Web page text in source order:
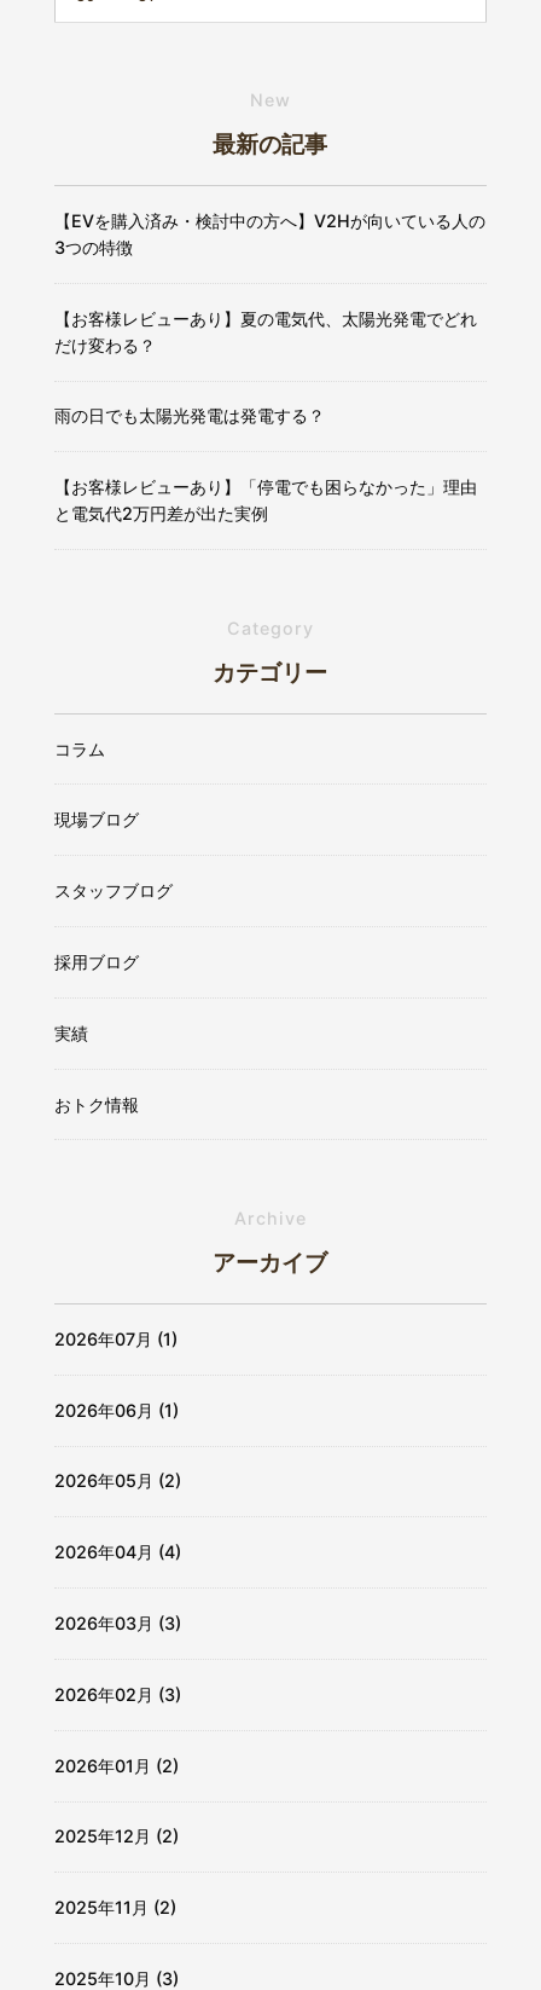
New
最新の記事
【EVを購入済み・検討中の方へ】V2Hが向いている人の
3つの特徴
【お客様レビューあり】夏の電気代、太陽光発電でどれ
だけ変わる？
雨の日でも太陽光発電は発電する？
【お客様レビューあり】「停電でも困らなかった」理由
と電気代2万円差が出た実例
Category
カテゴリー
コラム
現場ブログ
スタッフブログ
採用ブログ
実績
おトク情報
Archive
アーカイブ
2026年07月 (1)
2026年06月 (1)
2026年05月 (2)
2026年04月 (4)
2026年03月 (3)
2026年02月 (3)
2026年01月 (2)
2025年12月 (2)
2025年11月 (2)
2025年10月 (3)